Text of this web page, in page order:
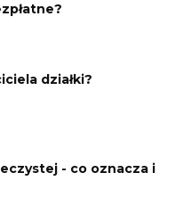
działki?
- co oznacza i